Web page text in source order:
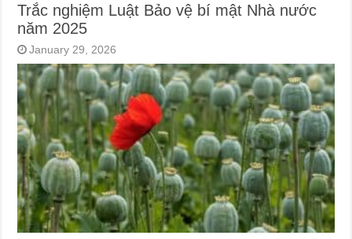
Trắc nghiệm Luật Bảo vệ bí mật Nhà nước
năm 2025
January 29, 2026